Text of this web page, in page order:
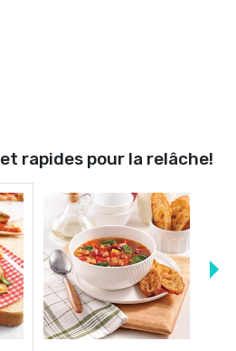
rapides pour la relâche!